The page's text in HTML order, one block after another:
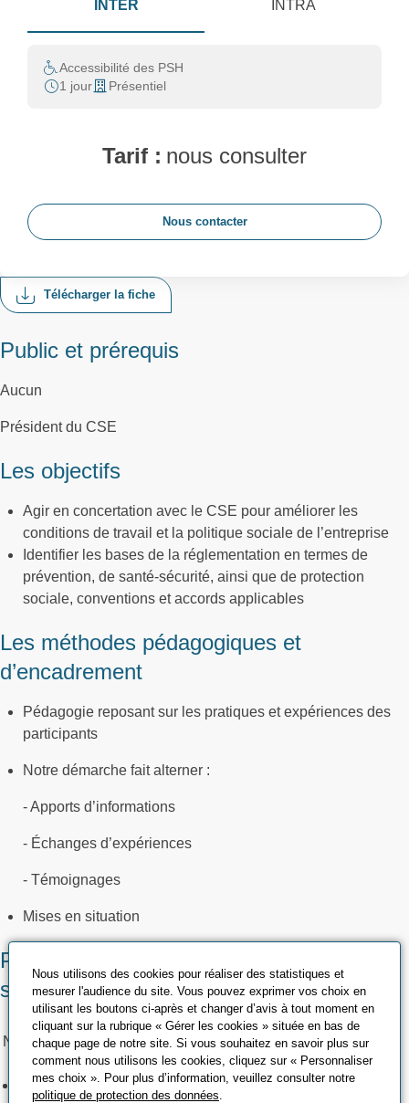
Télécharger la fiche
Public et prérequis
Aucun
Président du CSE
Les objectifs
Agir en concertation avec le CSE pour améliorer les
conditions de travail et la politique sociale de l’entreprise
Identifier les bases de la réglementation en termes de
prévention, de santé-sécurité, ainsi que de protection
sociale, conventions et accords applicables
Les méthodes pédagogiques et
d’encadrement
Pédagogie reposant sur les pratiques et expériences des
participants
Notre démarche fait alterner :
- Apports d’informations
- Échanges d’expériences
- Témoignages
Mises en situation
Places restantes sur nos prochaines
sessions
Nancy-Maxéville
Le 12/10/2026 : 12
INTER INTRA
Accessibilité des PSH
1 jour
Présentiel
Tarif : nous consulter
Nous contacter
Nous utilisons des cookies pour réaliser des statistiques et
mesurer l'audience du site. Vous pouvez exprimer vos choix en
utilisant les boutons ci-après et changer d’avis à tout moment en
cliquant sur la rubrique « Gérer les cookies » située en bas de
chaque page de notre site. Si vous souhaitez en savoir plus sur
comment nous utilisons les cookies, cliquez sur « Personnaliser
mes choix ». Pour plus d’information, veuillez consulter notre
politique de protection des données